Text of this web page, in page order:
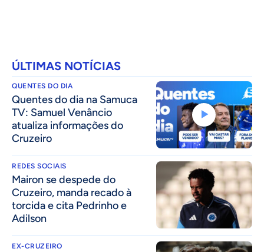
ÚLTIMAS NOTÍCIAS
QUENTES DO DIA
Quentes do dia na Samuca
TV: Samuel Venâncio
atualiza informações do
Cruzeiro
REDES SOCIAIS
Mairon se despede do
Cruzeiro, manda recado à
torcida e cita Pedrinho e
Adilson
EX-CRUZEIRO